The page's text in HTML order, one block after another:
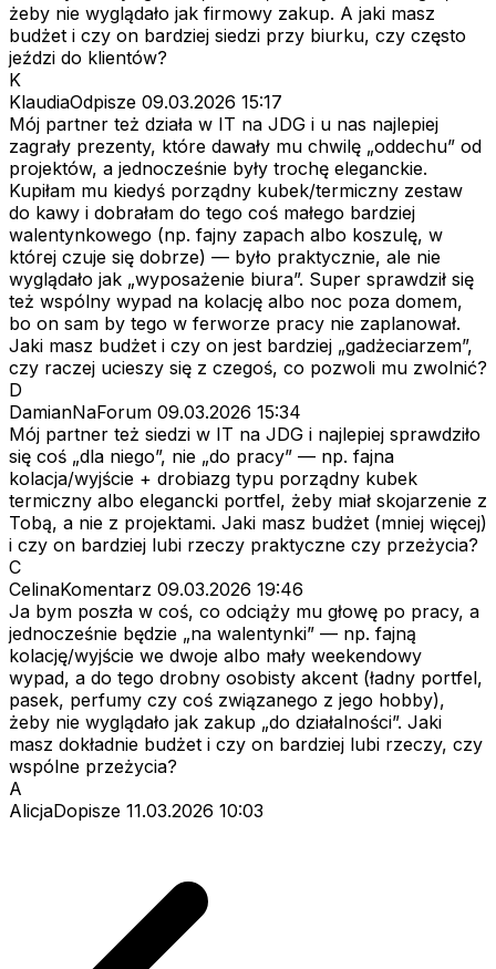
żeby nie wyglądało jak firmowy zakup. A jaki masz
budżet i czy on bardziej siedzi przy biurku, czy często
jeździ do klientów?
K
KlaudiaOdpisze 09.03.2026 15:17
Mój partner też działa w IT na JDG i u nas najlepiej
zagrały prezenty, które dawały mu chwilę „oddechu” od
projektów, a jednocześnie były trochę eleganckie.
Kupiłam mu kiedyś porządny kubek/termiczny zestaw
do kawy i dobrałam do tego coś małego bardziej
walentynkowego (np. fajny zapach albo koszulę, w
której czuje się dobrze) — było praktycznie, ale nie
wyglądało jak „wyposażenie biura”. Super sprawdził się
też wspólny wypad na kolację albo noc poza domem,
bo on sam by tego w ferworze pracy nie zaplanował.
Jaki masz budżet i czy on jest bardziej „gadżeciarzem”,
czy raczej ucieszy się z czegoś, co pozwoli mu zwolnić?
D
DamianNaForum 09.03.2026 15:34
Mój partner też siedzi w IT na JDG i najlepiej sprawdziło
się coś „dla niego”, nie „do pracy” — np. fajna
kolacja/wyjście + drobiazg typu porządny kubek
termiczny albo elegancki portfel, żeby miał skojarzenie z
Tobą, a nie z projektami. Jaki masz budżet (mniej więcej)
i czy on bardziej lubi rzeczy praktyczne czy przeżycia?
C
CelinaKomentarz 09.03.2026 19:46
Ja bym poszła w coś, co odciąży mu głowę po pracy, a
jednocześnie będzie „na walentynki” — np. fajną
kolację/wyjście we dwoje albo mały weekendowy
wypad, a do tego drobny osobisty akcent (ładny portfel,
pasek, perfumy czy coś związanego z jego hobby),
żeby nie wyglądało jak zakup „do działalności”. Jaki
masz dokładnie budżet i czy on bardziej lubi rzeczy, czy
wspólne przeżycia?
A
AlicjaDopisze 11.03.2026 10:03